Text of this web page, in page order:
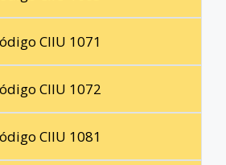
CIIU 1071
CIIU 1072
CIIU 1081